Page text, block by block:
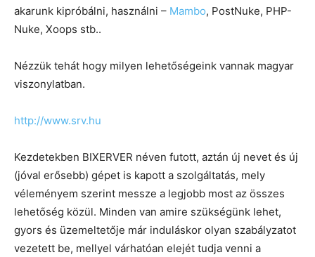
akarunk kipróbálni, használni – Mambo, PostNuke, PHP-
Nuke, Xoops stb..
Nézzük tehát hogy milyen lehetőségeink vannak magyar
viszonylatban.
http://www.srv.hu
Kezdetekben BIXERVER néven futott, aztán új nevet és új
(jóval erősebb) gépet is kapott a szolgáltatás, mely
véleményem szerint messze a legjobb most az összes
lehetőség közül. Minden van amire szükségünk lehet,
gyors és üzemeltetője már induláskor olyan szabályzatot
vezetett be, mellyel várhatóan elejét tudja venni a